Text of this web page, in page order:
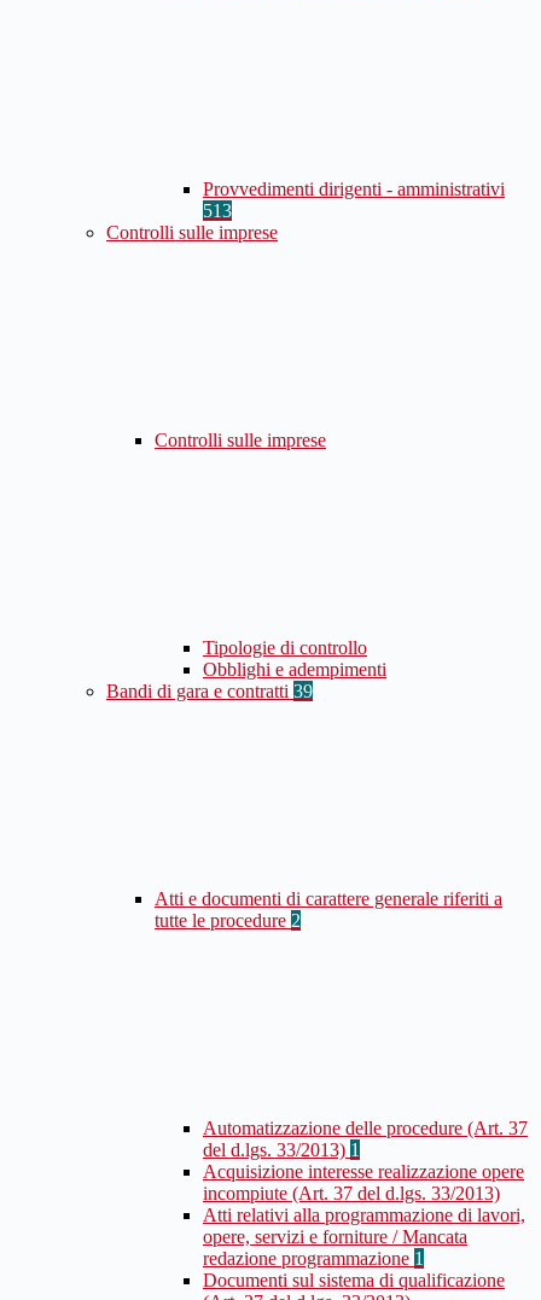
Provvedimenti dirigenti - amministrativi
513
Controlli sulle imprese
Controlli sulle imprese
Tipologie di controllo
Obblighi e adempimenti
Bandi di gara e contratti 39
Atti e documenti di carattere generale riferiti a
tutte le procedure 2
Automatizzazione delle procedure (Art. 37
del d.lgs. 33/2013) 1
Acquisizione interesse realizzazione opere
incompiute (Art. 37 del d.lgs. 33/2013)
Atti relativi alla programmazione di lavori,
opere, servizi e forniture / Mancata
redazione programmazione 1
Documenti sul sistema di qualificazione